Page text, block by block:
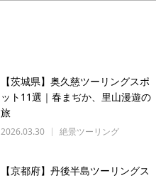
【茨城県】奥久慈ツーリングスポ
ット11選｜春まぢか、里山漫遊の
旅
2026.03.30 絶景ツーリング
【京都府】丹後半島ツーリングス